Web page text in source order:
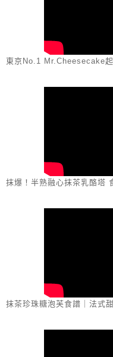
東京No.1 Mr.Cheesecake
抹爆！半熟融心抹茶乳酪塔
抹茶珍珠糖泡芙食譜｜法式